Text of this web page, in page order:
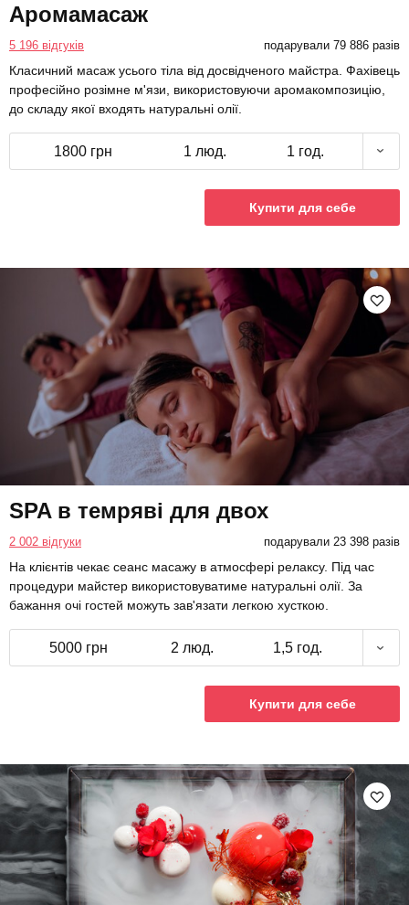
Аромамасаж
5 196 відгуків подарували 79 886 разів
Класичний масаж усього тіла від досвідченого майстра. Фахівець
професійно розімне м'язи, використовуючи аромакомпозицію,
до складу якої входять натуральні олії.
1800 грн 1 люд. 1 год.
Купити для себе
SPA в темряві для двох
2 002 відгуки подарували 23 398 разів
На клієнтів чекає сеанс масажу в атмосфері релаксу. Під час
процедури майстер використовуватиме натуральні олії. За
бажання очі гостей можуть зав'язати легкою хусткою.
5000 грн 2 люд. 1,5 год.
Купити для себе